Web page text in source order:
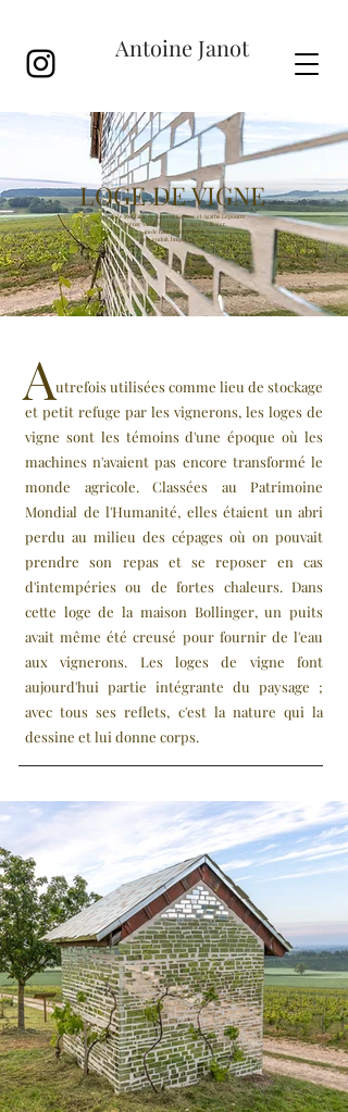
Antoine Janot
LOGE DE VIGNE
Réalisée avec l'aide de Laurent Espiasse et Agathe Lepoutre
Avenay Val D'Or - Loge de vigne Bollinger
4m de haut et 3m de large
Bois, enduit, brique et miroir
A
utrefois utilisées comme lieu de stockage
et petit refuge par les vignerons, les loges de
vigne sont les témoins d'une époque où les
machines n'avaient pas encore transformé le
monde agricole. Classées au Patrimoine
Mondial de l'Humanité, elles étaient un abri
perdu au milieu des cépages où on pouvait
prendre son repas et se reposer en cas
d'intempéries ou de fortes chaleurs. Dans
cette loge de la maison Bollinger, un puits
avait même été creusé pour fournir de l'eau
aux vignerons. Les loges de vigne font
aujourd'hui partie intégrante du paysage ;
avec tous ses reflets, c'est la nature qui la
dessine et lui donne corps.